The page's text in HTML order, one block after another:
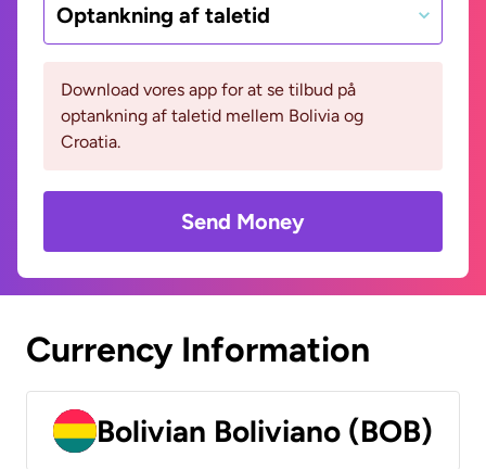
Optankning af taletid
Download vores app for at se tilbud på
optankning af taletid mellem Bolivia og
Croatia.
Send Money
Currency Information
Bolivian Boliviano (BOB)